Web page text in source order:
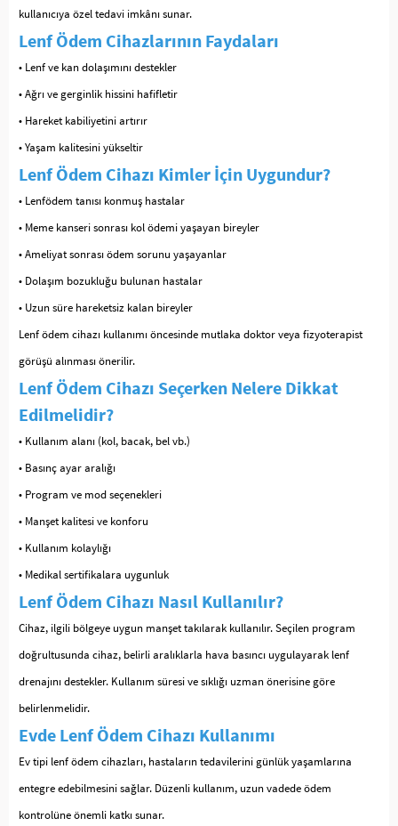
kullanıcıya özel tedavi imkânı sunar.
Lenf Ödem Cihazlarının Faydaları
• Lenf ve kan dolaşımını destekler
• Ağrı ve gerginlik hissini hafifletir
• Hareket kabiliyetini artırır
• Yaşam kalitesini yükseltir
Lenf Ödem Cihazı Kimler İçin Uygundur?
• Lenfödem tanısı konmuş hastalar
• Meme kanseri sonrası kol ödemi yaşayan bireyler
• Ameliyat sonrası ödem sorunu yaşayanlar
• Dolaşım bozukluğu bulunan hastalar
• Uzun süre hareketsiz kalan bireyler
Lenf ödem cihazı kullanımı öncesinde mutlaka doktor veya fizyoterapist
görüşü alınması önerilir.
Lenf Ödem Cihazı Seçerken Nelere Dikkat
Edilmelidir?
• Kullanım alanı (kol, bacak, bel vb.)
• Basınç ayar aralığı
• Program ve mod seçenekleri
• Manşet kalitesi ve konforu
• Kullanım kolaylığı
• Medikal sertifikalara uygunluk
Lenf Ödem Cihazı Nasıl Kullanılır?
Cihaz, ilgili bölgeye uygun manşet takılarak kullanılır. Seçilen program
doğrultusunda cihaz, belirli aralıklarla hava basıncı uygulayarak lenf
drenajını destekler. Kullanım süresi ve sıklığı uzman önerisine göre
belirlenmelidir.
Evde Lenf Ödem Cihazı Kullanımı
Ev tipi lenf ödem cihazları, hastaların tedavilerini günlük yaşamlarına
entegre edebilmesini sağlar. Düzenli kullanım, uzun vadede ödem
kontrolüne önemli katkı sunar.